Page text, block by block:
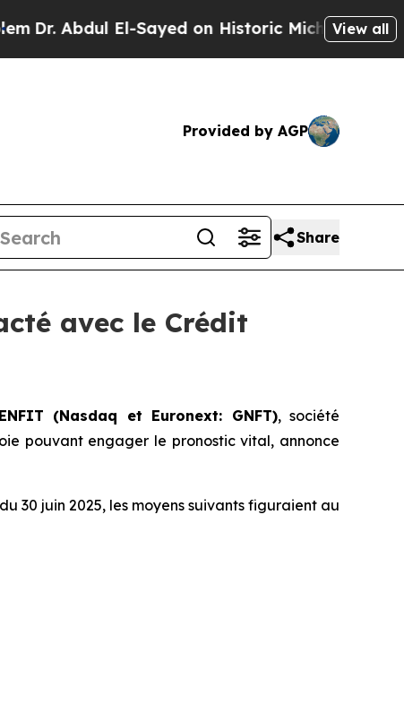
El-Sayed on Historic Michigan Win: “People
View all
Provided by AGP
Share
avec le Crédit
(Nasdaq et Euronext: GNFT), société
pouvant engager le pronostic vital, annonce
30 juin 2025, les moyens suivants figuraient au